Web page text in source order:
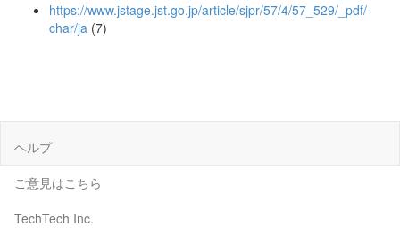
https://www.jstage.jst.go.jp/article/sjpr/57/4/57_529/_pdf/-
char/ja (7)
ヘルプ
ご意見はこちら
TechTech Inc.